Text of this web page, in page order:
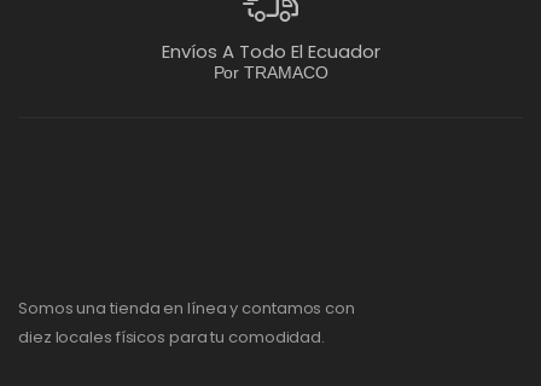
Envíos A Todo El Ecuador
Por TRAMACO
Somos una tienda en línea y contamos con
diez locales físicos para tu comodidad.